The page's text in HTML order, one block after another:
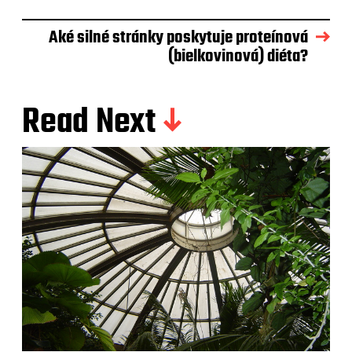
Aké silné stránky poskytuje proteínová
(bielkovinová) diéta?
Read Next